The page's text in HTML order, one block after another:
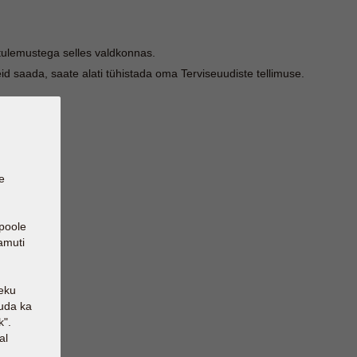
selles valdkonnas.
saada, saate alati tühistada oma Terviseuudiste tellimuse.
ka